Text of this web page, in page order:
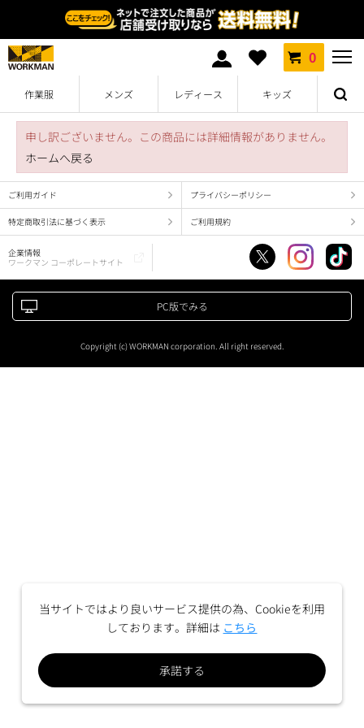
0
作業服 メンズ レディース キッズ
申し訳ございません。この商品には詳細情報がありません。
ホームへ戻る
ご利用ガイド プライバシーポリシー
特定商取引法に基づく表示 ご利用規約
企業情報
ワークマン コーポレートサイト
PC版でみる
Copyright (c) WORKMAN corporation. All right reserved.
当サイトではより良いサービス提供の為、Cookieを利用
しております。詳細は こちら
承諾する